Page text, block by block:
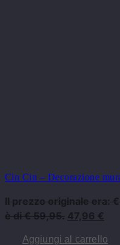
Cin Cin – Decorazione
Il prezzo originale era:
è di € 59,95. 47,96 €
Aggiungi al carrello